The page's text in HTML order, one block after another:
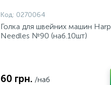
Код: 0270064
Голка для швейних машин Harp
Needles №90 (наб.10шт)
60 грн. /наб